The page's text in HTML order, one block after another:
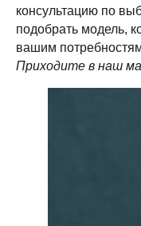
консультацию по
подобрать модель,
вашим
Приходите в наш
ИП
ОГРН-
использовании материалов
обязательна.